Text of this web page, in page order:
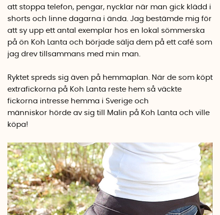
att stoppa telefon, pengar, nycklar när man gick klädd i
shorts och linne dagarna i ända. Jag bestämde mig för
att sy upp ett antal exemplar hos en lokal sömmerska
på ön Koh Lanta och började sälja dem på ett café som
jag drev tillsammans med min man.
Ryktet spreds sig även på hemmaplan. När de som köpt
extrafickorna på Koh Lanta reste hem så väckte
fickorna intresse hemma i Sverige och
människor hörde av sig till Malin på Koh Lanta och ville
köpa!